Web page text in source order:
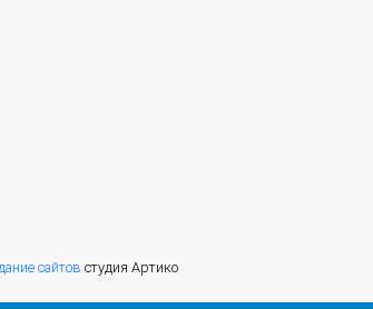
сайтов студия Артико